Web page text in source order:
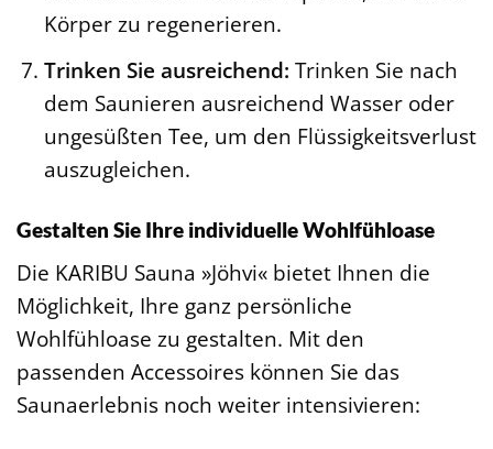
Körper zu regenerieren.
Trinken Sie ausreichend: Trinken Sie nach
dem Saunieren ausreichend Wasser oder
ungesüßten Tee, um den Flüssigkeitsverlust
auszugleichen.
Gestalten Sie Ihre individuelle Wohlfühloase
Die KARIBU Sauna »Jöhvi« bietet Ihnen die
Möglichkeit, Ihre ganz persönliche
Wohlfühloase zu gestalten. Mit den
passenden Accessoires können Sie das
Saunaerlebnis noch weiter intensivieren: